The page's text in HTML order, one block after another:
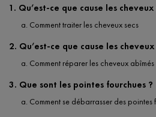
1. Qu’est-ce que cause les cheveux
a. Comment traiter les cheveux secs
2. Qu’est-ce que cause les
a. Comment réparer les cheveux abîmés
3. Que sont les pointes fourchues ?
a. Comment se débarrasser des pointes